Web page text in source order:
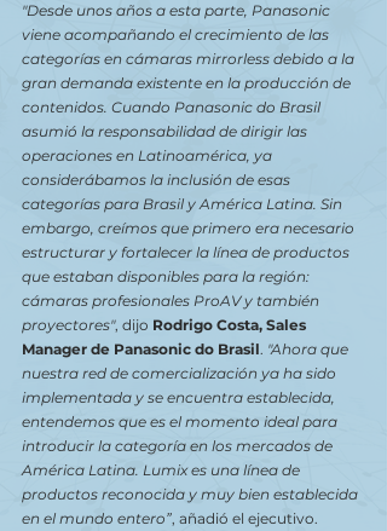
"Desde unos años a esta parte, Panasonic
viene acompañando el crecimiento de las
categorías en cámaras mirrorless debido a la
gran demanda existente en la producción de
contenidos. Cuando Panasonic do Brasil
asumió la responsabilidad de dirigir las
operaciones en Latinoamérica, ya
considerábamos la inclusión de esas
categorías para Brasil y América Latina. Sin
embargo, creímos que primero era necesario
estructurar y fortalecer la línea de productos
que estaban disponibles para la región:
cámaras profesionales ProAV y también
proyectores", dijo Rodrigo Costa, Sales
Manager de Panasonic do Brasil. "Ahora que
nuestra red de comercialización ya ha sido
implementada y se encuentra establecida,
entendemos que es el momento ideal para
introducir la categoría en los mercados de
América Latina. Lumix es una línea de
productos reconocida y muy bien establecida
en el mundo entero”, añadió el ejecutivo.